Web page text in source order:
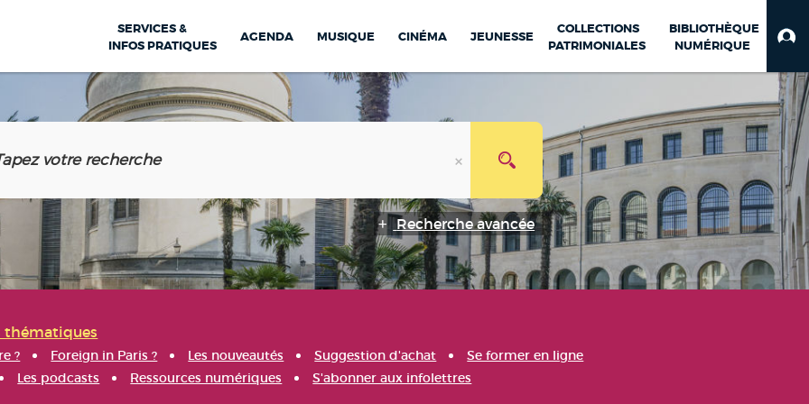
SERVICES &
INFOS PRATIQUES
AGENDA MUSIQUE CINÉMA JEUNESSE
COLLECTIONS
PATRIMONIALES
BIBLIOTHÈQUE
NUMÉRIQUE
Recherche avancée
thématiques
? Foreign in Paris ? Les nouveautés Suggestion d'achat
Se former en ligne
Les podcasts Ressources numériques S'abonner aux infolettres